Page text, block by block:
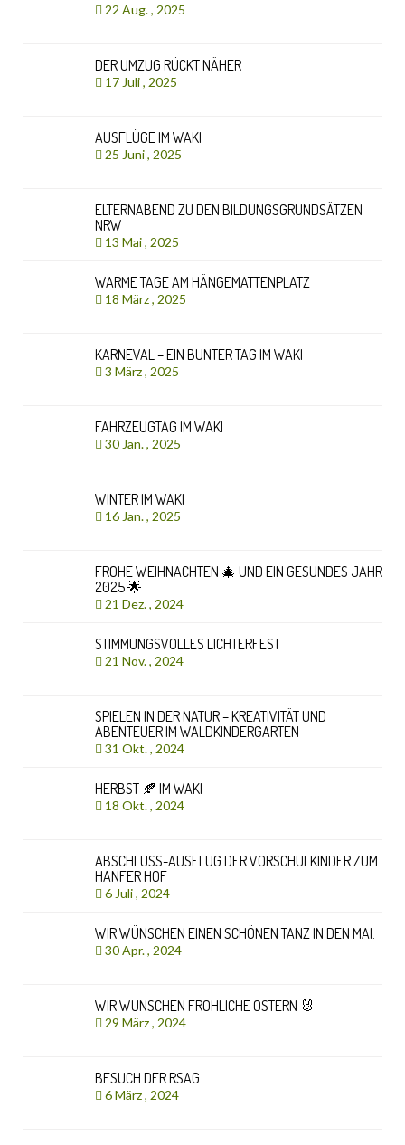
22 Aug. , 2025
DER UMZUG RÜCKT NÄHER
17 Juli , 2025
AUSFLÜGE IM WAKI
25 Juni , 2025
ELTERNABEND ZU DEN BILDUNGSGRUNDSÄTZEN
NRW
13 Mai , 2025
WARME TAGE AM HÄNGEMATTENPLATZ
18 März , 2025
KARNEVAL – EIN BUNTER TAG IM WAKI
3 März , 2025
FAHRZEUGTAG IM WAKI
30 Jan. , 2025
WINTER IM WAKI
16 Jan. , 2025
FROHE WEIHNACHTEN 🎄 UND EIN GESUNDES JAHR
2025 🌟
21 Dez. , 2024
STIMMUNGSVOLLES LICHTERFEST
21 Nov. , 2024
SPIELEN IN DER NATUR – KREATIVITÄT UND
ABENTEUER IM WALDKINDERGARTEN
31 Okt. , 2024
HERBST 🍂 IM WAKI
18 Okt. , 2024
ABSCHLUSS-AUSFLUG DER VORSCHULKINDER ZUM
HANFER HOF
6 Juli , 2024
WIR WÜNSCHEN EINEN SCHÖNEN TANZ IN DEN MAI.
30 Apr. , 2024
WIR WÜNSCHEN FRÖHLICHE OSTERN 🐰
29 März , 2024
BESUCH DER RSAG
6 März , 2024